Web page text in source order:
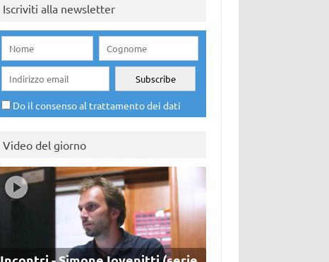
Iscriviti alla newsletter
Do il consenso al trattamento dei dati
Video del giorno